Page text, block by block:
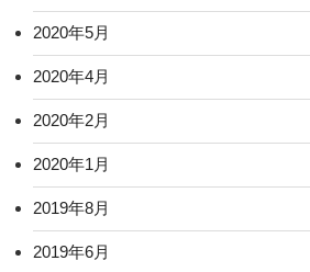
2020年5月
2020年4月
2020年2月
2020年1月
2019年8月
2019年6月